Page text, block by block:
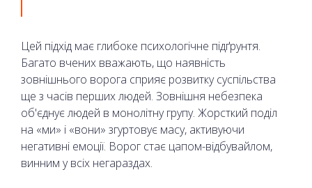
Цей підхід має глибоке психологічне підґрунтя.
Багато вчених вважають, що наявність
зовнішнього ворога сприяє розвитку суспільства
ще з часів перших людей. Зовнішня небезпека
об'єднує людей в монолітну групу. Жорсткий поділ
на «ми» і «вони» згуртовує масу, активуючи
негативні емоції. Ворог стає цапом-відбувайлом,
винним у всіх негараздах.